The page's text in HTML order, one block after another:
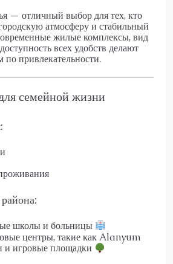
— отличный выбор для тех, кто
атмосферу и стабильный
жилые комплексы, вид
всех удобств делают
по привлекательности.
семейной жизни
школы и больницы
центры, такие как Alanyum
и игровые площадки